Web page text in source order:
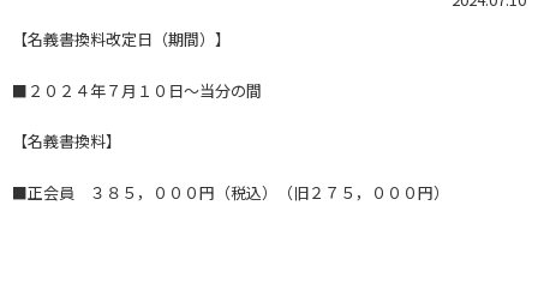
【名義書換料改定日（期間）】
■２０２４年７月１０日～当分の間
【名義書換料】
■正会員 ３８５，０００円（税込）（旧２７５，０００円）